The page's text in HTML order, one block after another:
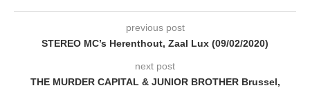
previous post
STEREO MC’s Herenthout, Zaal Lux (09/02/2020)
next post
THE MURDER CAPITAL & JUNIOR BROTHER Brussel,